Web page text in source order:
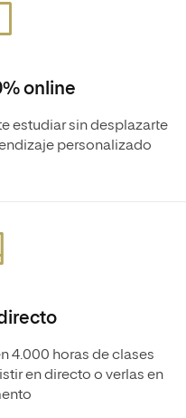
online
estudiar sin desplazarte
personalizado
4.000 horas de clases
en directo o verlas en